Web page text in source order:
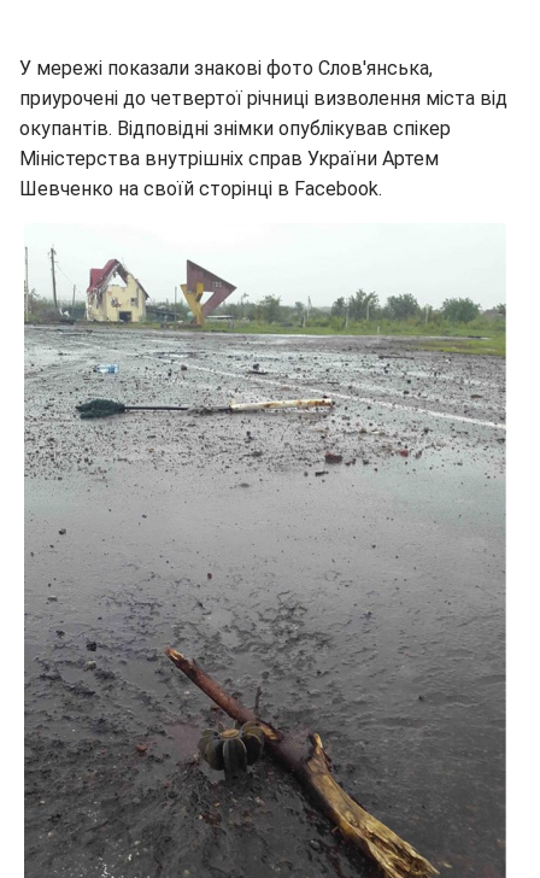
У мережі показали знакові фото Слов'янська,
приурочені до четвертої річниці визволення міста від
окупантів. Відповідні знімки опублікував спікер
Міністерства внутрішніх справ України Артем
Шевченко на своїй сторінці в Facebook.